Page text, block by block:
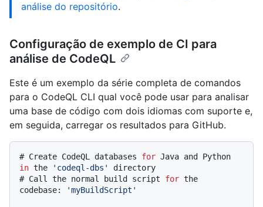
análise do repositório.
Configuração de exemplo de CI para
análise de CodeQL
Este é um exemplo da série completa de comandos
para o CodeQL CLI qual você pode usar para analisar
uma base de código com dois idiomas com suporte e,
em seguida, carregar os resultados para GitHub.
# Create CodeQL databases for
in the 'codeql-dbs'
directory
# Call the normal build script for the
codebase:
'myBuildScript'